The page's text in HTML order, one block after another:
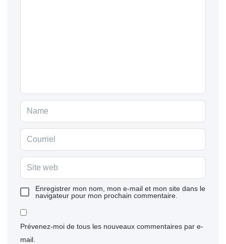
Enregistrer mon nom, mon e-mail et mon site dans le
navigateur pour mon prochain commentaire.
Prévenez-moi de tous les nouveaux commentaires par e-
mail.